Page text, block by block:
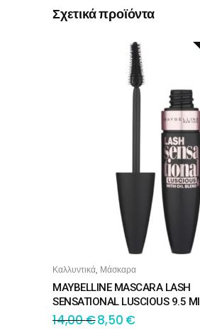
Σχετικά προϊόντα
ΔΙΑΒΆΣΤΕ ΠΕΡΙΣΣΌΤΕΡΑ
Καλλυντικά, Μάσκαρα
MAYBELLINE MASCARA LASH
SENSATIONAL LUSCIOUS 9.5 Ml
14,00€8,50 €